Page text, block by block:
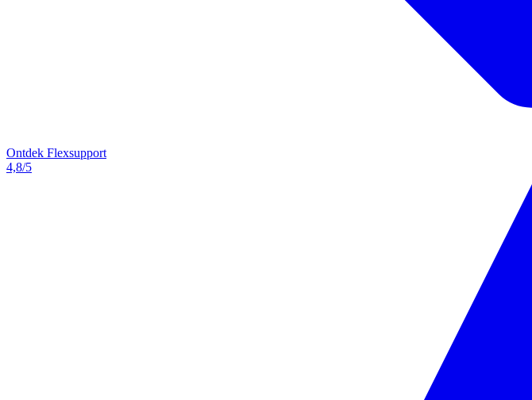
Ontdek Flexsupport
4,8/5